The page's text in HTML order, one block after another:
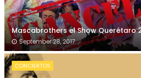
Mascabrothers el Show Querétaro
September 28, 2017
CONCIERTOS